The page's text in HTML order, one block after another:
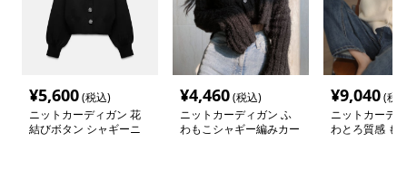
¥5,600(税込)
ニットカーディガン 花
結びボタン シャギーニ
¥4,460(税込)
ニットカーディガン ふ
わもこシャギー編みカー
¥9,040(税
ニットカーデ
わとろ質感 も